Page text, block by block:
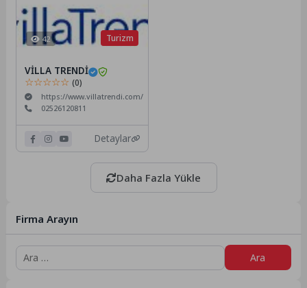
Turizm
42
VİLLA TRENDİ
☆☆☆☆☆(0)
https://www.villatrendi.com/
02526120811
Detaylar
Daha Fazla Yükle
Firma Arayın
Arama: